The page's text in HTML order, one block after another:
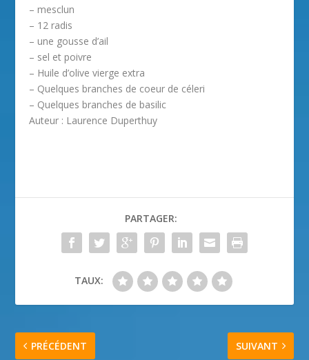
– mesclun
– 12 radis
– une gousse d’ail
– sel et poivre
– Huile d’olive vierge extra
– Quelques branches de coeur de céleri
– Quelques branches de basilic
Auteur : Laurence Duperthuy
PARTAGER:
TAUX:
PRÉCÉDENT SUIVANT